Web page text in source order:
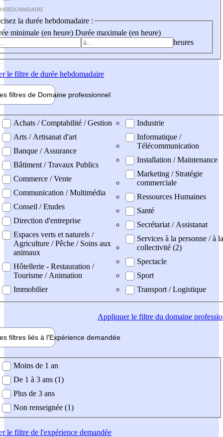
la durée hebdomadaire :
minimale (en heure) Durée maximale (en heure)
heures
le filtre de durée hebdomadaire
filtres de Domaine professionnel
professionel
Achats / Comptabilité / Gestion
Arts / Artisanat d'art
Banque / Assurance
Bâtiment / Travaux Publics
Commerce / Vente
Communication / Multimédia
Conseil / Etudes
Direction d'entreprise
Espaces verts et naturels /
Agriculture / Pêche / Soins aux
animaux
Hôtellerie - Restauration /
Tourisme / Animation
Immobilier
Industrie
Informatique /
Télécommunication
Installation / Maintenance
Marketing / Stratégie
commerciale
Ressources Humaines
Santé
Secrétariat / Assistanat
Services à la personne / à la
collectivité (2)
Spectacle
Sport
Transport / Logistique
Appliquerle filtre du domaine
filtres liés à l'Expérience demandée
demandée
Moins de 1 an
De 1 à 3 ans (1)
Plus de 3 ans
Non renseignée (1)
le filtre de l'expérience demandée